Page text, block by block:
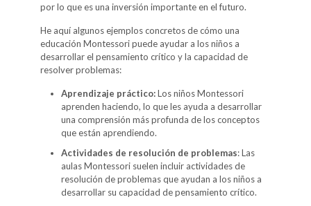
por lo que es una inversión importante en el futuro.
He aquí algunos ejemplos concretos de cómo una
educación Montessori puede ayudar a los niños a
desarrollar el pensamiento crítico y la capacidad de
resolver problemas:
Aprendizaje práctico:Los niños Montessori
aprenden haciendo, lo que les ayuda a desarrollar
una comprensión más profunda de los conceptos
que están aprendiendo.
Actividades de resolución de problemas: Las
aulas Montessori suelen incluir actividades de
resolución de problemas que ayudan a los niños a
desarrollar su capacidad de pensamiento crítico.